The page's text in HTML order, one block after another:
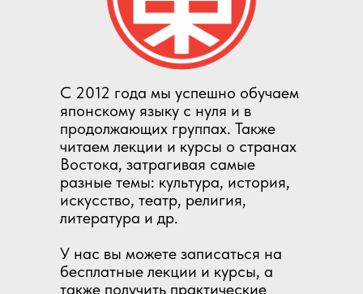
С 2012 года мы успешно обучаем
японскому языку с нуля и в
продолжающих группах. Также
читаем лекции и курсы о странах
Востока, затрагивая самые
разные темы: культура, история,
искусство, театр, религия,
литература и др.
У нас вы можете записаться на
бесплатные лекции и курсы, а
также получить практические